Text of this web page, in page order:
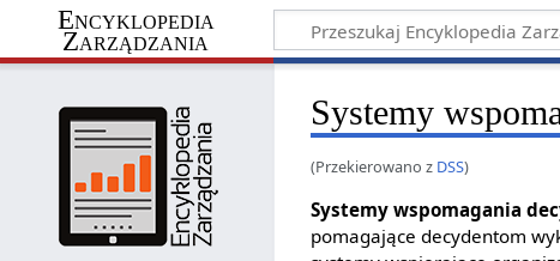
Encyklopedia
Zarządzania
Systemy
(Przekierowano z DSS)
Systemy wspomagania
pomagające decydentom